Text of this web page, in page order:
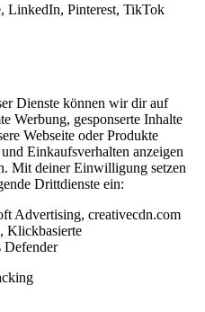
LinkedIn, Pinterest, TikTok
Dienste können wir dir auf
Werbung, gesponserte Inhalte
Webseite oder Produkte
Einkaufsverhalten anzeigen
Mit deiner Einwilligung setzen
Drittdienste ein:
Advertising, creativecdn.com
Klickbasierte
Defender